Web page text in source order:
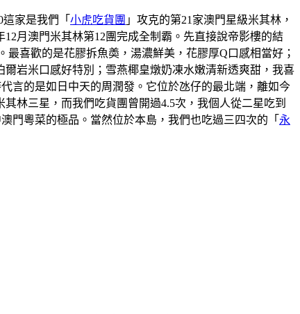
這家是我們「 小虎吃貨團 」攻克的第21家澳門星級米其林，
月澳門米其林第12團完成全制霸。先直接說帝影樓的結
喜歡的是花膠拆魚𡙡，湯濃鮮美，花膠厚Q口感相當好；
岩米口感好特別；雪燕椰皇燉奶凍水嫩清新透爽甜，我喜
言的是如日中天的周潤發。它位於氹仔的最北端，離如今
林三星，而我們吃貨團曾開過4.5次，我個人從二星吃到
門粵菜的極品。當然位於本島，我們也吃過三四次的「 永